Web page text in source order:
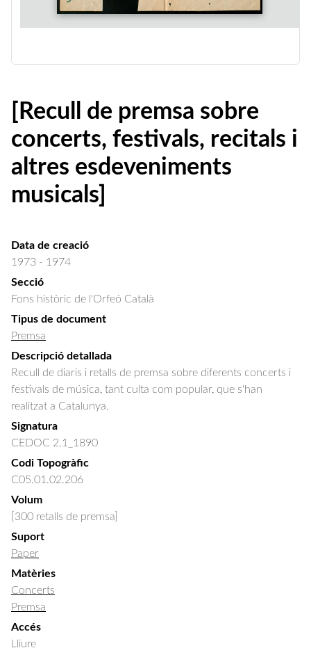
[Recull de premsa sobre
concerts, festivals, recitals i
altres esdeveniments
musicals]
Data de creació
1973 - 1974
Secció
Fons històric de l'Orfeó Català
Tipus de document
Premsa
Descripció detallada
Recull de diaris i retalls de premsa sobre diferents concerts i
festivals de música, tant culta com popular, que s'han
realitzat a Catalunya.
Signatura
CEDOC 2.1_1890
Codi Topogràfic
C05.01.02.206
Volum
[300 retalls de premsa]
Suport
Paper
Matèries
Concerts
Premsa
Accés
Lliure